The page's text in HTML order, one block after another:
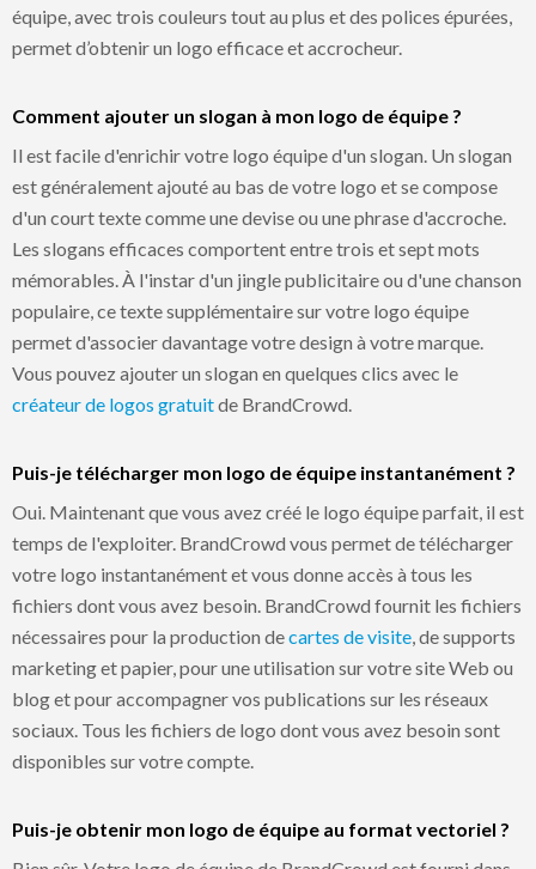
équipe, avec trois couleurs tout au plus et des polices épurées,
permet d’obtenir un logo efficace et accrocheur.
Comment ajouter un slogan à mon logo de équipe ?
Il est facile d'enrichir votre logo équipe d'un slogan. Un slogan
est généralement ajouté au bas de votre logo et se compose
d'un court texte comme une devise ou une phrase d'accroche.
Les slogans efficaces comportent entre trois et sept mots
mémorables. À l'instar d'un jingle publicitaire ou d'une chanson
populaire, ce texte supplémentaire sur votre logo équipe
permet d'associer davantage votre design à votre marque.
Vous pouvez ajouter un slogan en quelques clics avec le
créateur de logos gratuitde BrandCrowd.
Puis-je télécharger mon logo de équipe instantanément ?
Oui. Maintenant que vous avez créé le logo équipe parfait, il est
temps de l'exploiter. BrandCrowd vous permet de télécharger
votre logo instantanément et vous donne accès à tous les
fichiers dont vous avez besoin. BrandCrowd fournit les fichiers
nécessaires pour la production decartes de visite , de supports
marketing et papier, pour une utilisation sur votre site Web ou
blog et pour accompagner vos publications sur les réseaux
sociaux. Tous les fichiers de logo dont vous avez besoin sont
disponibles sur votre compte.
Puis-je obtenir mon logo de équipe au format vectoriel ?